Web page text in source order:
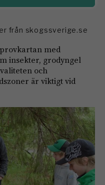
från skogssverige.se
med
insekter, grodyngel
och
är viktigt vid